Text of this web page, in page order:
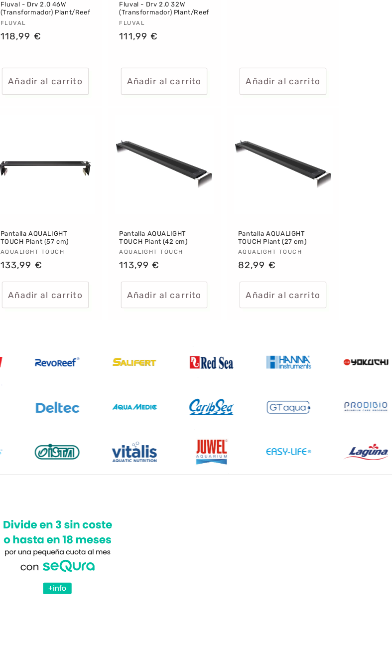
Fluval - Drv 2.0 46W
(Transformador) Plant/Reef
Proveedor:
FLUVAL
Precio
118,99 €
Añadir al carrito
Fluval - Drv 2.0 32W
(Transformador) Plant/Reef
Proveedor:
FLUVAL
Precio
111,99 €
Añadir al carrito Añadir al carrito
Pantalla AQUALIGHT
TOUCH Plant (57 cm)
Proveedor:
AQUALIGHT TOUCH
Precio
133,99 €
Añadir al carrito
Pantalla AQUALIGHT
TOUCH Plant (42 cm)
Proveedor:
AQUALIGHT TOUCH
Precio
113,99 €
Añadir al carrito
Pantalla AQUALIGHT
TOUCH Plant (27 cm)
Proveedor:
AQUALIGHT TOUCH
Precio
82,99 €
Añadir al carrito